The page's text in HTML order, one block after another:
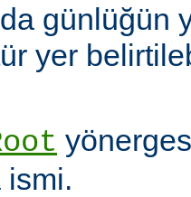
günlüğün
yer
ismi.